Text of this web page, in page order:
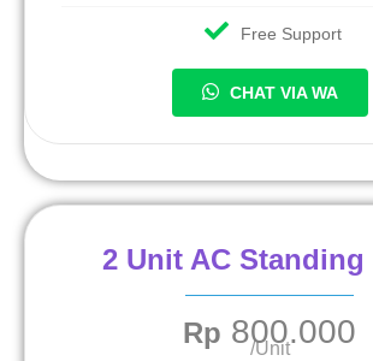
Free Support
CHAT VIA WA
2 Unit AC Standing
Rp 800.000
/Unit